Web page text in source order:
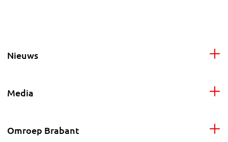
Nieuws
Media
Omroep Brabant